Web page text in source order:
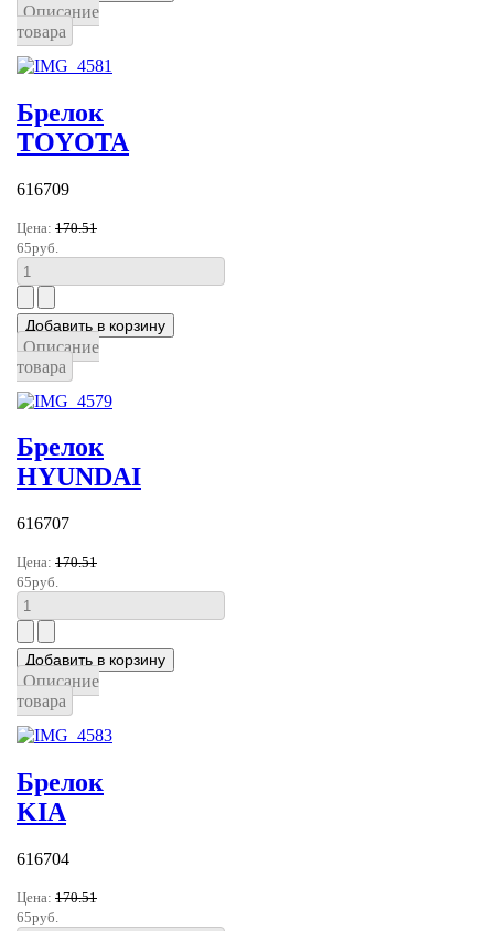
Описание
товара
Брелок
TOYOTA
616709
Цена: 170.51
65руб.
Описание
товара
Брелок
HYUNDAI
616707
Цена: 170.51
65руб.
Описание
товара
Брелок
KIA
616704
Цена: 170.51
65руб.